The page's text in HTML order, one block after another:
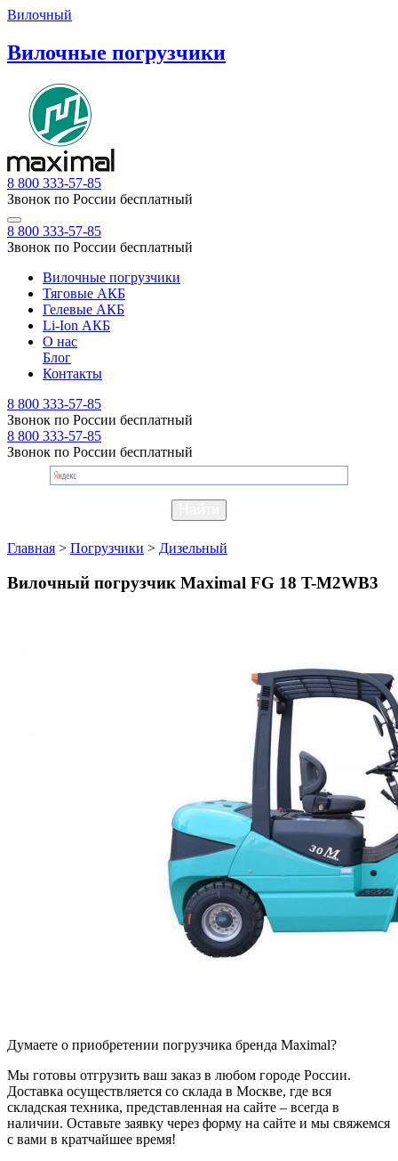
Вилочный
Вилочные погрузчики
8 800 333-57-85
Звонок по России бесплатный
8 800 333-57-85
Звонок по России бесплатный
Вилочные погрузчики
Тяговые АКБ
Гелевые АКБ
Li-Ion АКБ
О нас
Блог
Контакты
8 800 333-57-85
Звонок по России бесплатный
8 800 333-57-85
Звонок по России бесплатный
Главная > Погрузчики > Дизельный
Вилочный погрузчик Maximal FG 18 T-M2WB3
Думаете о приобретении погрузчика бренда Maximal?
Мы готовы отгрузить ваш заказ в любом городе России.
Доставка осуществляется со склада в Москве, где вся
складская техника, представленная на сайте – всегда в
наличии. Оставьте заявку через форму на сайте и мы свяжемся
с вами в кратчайшее время!